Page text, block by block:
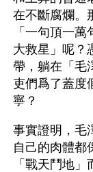
在不斷腐爛。
「一句頂一
大救星」呢？
帶，躺在「毛
吏們爲了蓋度
寧？
事實證明，毛
自己的肉體都
「戰天鬥地